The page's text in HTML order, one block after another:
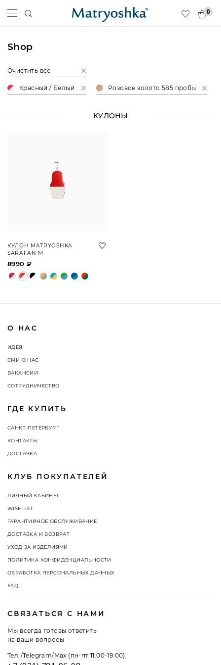
0
Shop
Очистить все
Красный / Белый Розовое золото 585 пробы
КУЛОНЫ
КУЛОН MATRYOSHKA
SARAFAN M
8990 ₽
О НАС
ИДЕЯ
СМИ О НАС
ВАКАНСИИ
СОТРУДНИЧЕСТВО
ГДЕ КУПИТЬ
САНКТ-ПЕТЕРБУРГ
КОНТАКТЫ
ДОСТАВКА
КЛУБ ПОКУПАТЕЛЕЙ
ЛИЧНЫЙ КАБИНЕТ
WISHLIST
ГАРАНТИЙНОЕ ОБСЛУЖИВАНИЕ
ДОСТАВКА И ВОЗВРАТ
УХОД ЗА ИЗДЕЛИЯМИ
ПОЛИТИКА КОНФИДЕНЦИАЛЬНОСТИ
ОБРАБОТКА ПЕРСОНАЛЬНЫХ ДАННЫХ
FAQ
СВЯЗАТЬСЯ С НАМИ
Мы всегда готовы ответить
на ваши вопросы
Тел./Telegram/Max (пн-пт 11:00-19:00):